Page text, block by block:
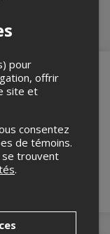
pas un
pour
offrir
site et
consentez
de témoins.
se trouvent
.